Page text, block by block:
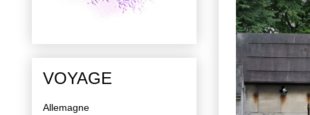
VOYAGE
Allemagne